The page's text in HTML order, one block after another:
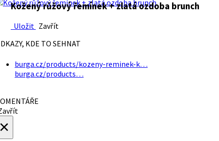
Kožený růžový řemínek + zlatá ozdoba brunch
Uložit Zavřít
KDE TO SEHNAT
burga.cz/products/kozeny-reminek-k…
burga.cz/products…